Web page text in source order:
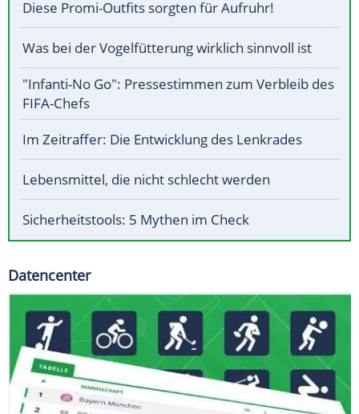
Diese Promi-Outfits sorgten für Aufruhr!
Was bei der Vogelfütterung wirklich sinnvoll ist
"Infanti-No Go": Pressestimmen zum Verbleib des
FIFA-Chefs
Im Zeitraffer: Die Entwicklung des Lenkrades
Lebensmittel, die nicht schlecht werden
Sicherheitstools: 5 Mythen im Check
Datencenter